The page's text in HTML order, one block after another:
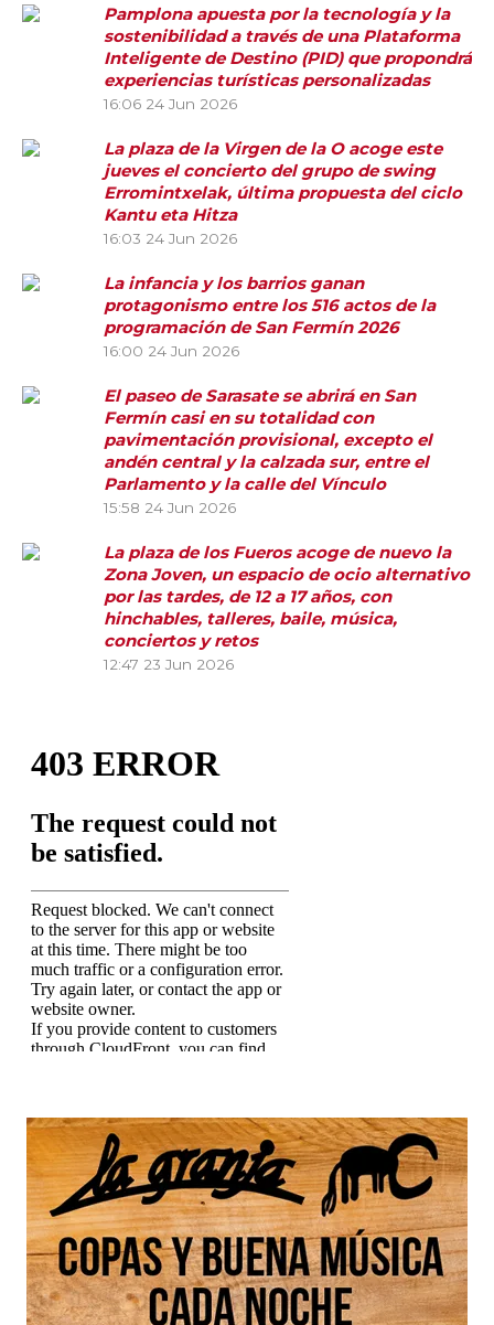
Pamplona apuesta por la tecnología y la
sostenibilidad a través de una Plataforma
Inteligente de Destino (PID) que propondrá
experiencias turísticas personalizadas
16:06 24 Jun 2026
La plaza de la Virgen de la O acoge este
jueves el concierto del grupo de swing
Erromintxelak, última propuesta del ciclo
Kantu eta Hitza
16:03 24 Jun 2026
La infancia y los barrios ganan
protagonismo entre los 516 actos de la
programación de San Fermín 2026
16:00 24 Jun 2026
El paseo de Sarasate se abrirá en San
Fermín casi en su totalidad con
pavimentación provisional, excepto el
andén central y la calzada sur, entre el
Parlamento y la calle del Vínculo
15:58 24 Jun 2026
La plaza de los Fueros acoge de nuevo la
Zona Joven, un espacio de ocio alternativo
por las tardes, de 12 a 17 años, con
hinchables, talleres, baile, música,
conciertos y retos
12:47 23 Jun 2026